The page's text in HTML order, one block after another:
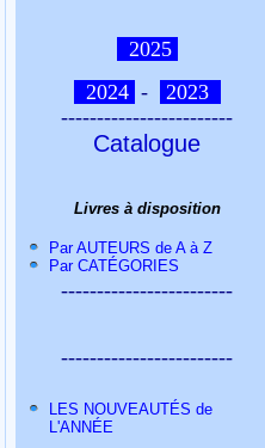
2025
2024 -
2023
------------------------
Catalogue
Livres à disposition
Par AUTEURS de A à Z
Par CATÉGORIES
------------------------
------------------------
LES NOUVEAUTÉS de
L'ANNÉE